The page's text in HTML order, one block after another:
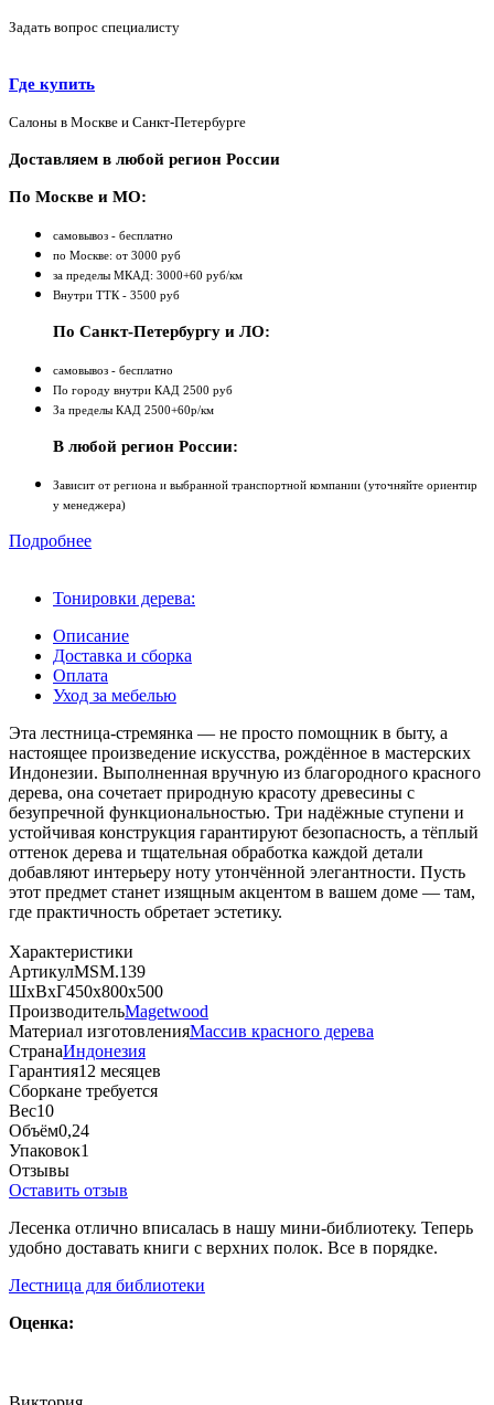
Задать вопрос специалисту
Где купить
Салоны в Москве и Санкт-Петербурге
Доставляем в любой регион России
По Москве и МО:
самовывоз - бесплатно
по Москве: от 3000 руб
за пределы МКАД: 3000+60 руб/км
Внутри ТТК - 3500 руб
По Санкт-Петербургу и ЛО:
самовывоз - бесплатно
По городу внутри КАД 2500 руб
За пределы КАД 2500+60р/км
В любой регион России:
Зависит от региона и выбранной транспортной компании (уточняйте ориентир
у менеджера)
Подробнее
Тонировки дерева:
Описание
Доставка и сборка
Оплата
Уход за мебелью
Эта лестница‑стремянка — не просто помощник в быту, а
настоящее произведение искусства, рождённое в мастерских
Индонезии. Выполненная вручную из благородного красного
дерева, она сочетает природную красоту древесины с
безупречной функциональностью. Три надёжные ступени и
устойчивая конструкция гарантируют безопасность, а тёплый
оттенок дерева и тщательная обработка каждой детали
добавляют интерьеру ноту утончённой элегантности. Пусть
этот предмет станет изящным акцентом в вашем доме — там,
где практичность обретает эстетику.
Характеристики
АртикулMSM.139
ШхВхГ450х800х500
ПроизводительMagetwood
Материал изготовленияМассив красного дерева
СтранаИндонезия
Гарантия12 месяцев
Сборкане требуется
Вес10
Объём0,24
Упаковок1
Отзывы
Оставить отзыв
Лесенка отлично вписалась в нашу мини-библиотеку. Теперь
удобно доставать книги с верхних полок. Все в порядке.
Лестница для библиотеки
Оценка: